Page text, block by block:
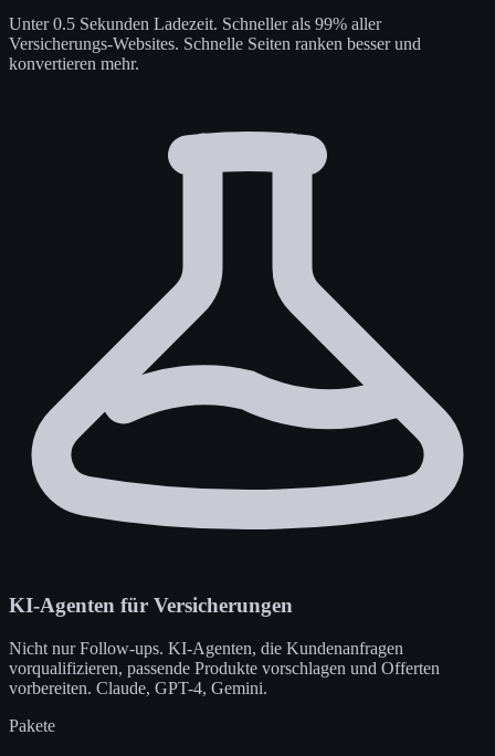
Unter 0.5 Sekunden Ladezeit. Schneller als 99% aller
Versicherungs-Websites. Schnelle Seiten ranken besser und
konvertieren mehr.
KI-Agenten für Versicherungen
Nicht nur Follow-ups. KI-Agenten, die Kundenanfragen
vorqualifizieren, passende Produkte vorschlagen und Offerten
vorbereiten. Claude, GPT-4, Gemini.
Pakete